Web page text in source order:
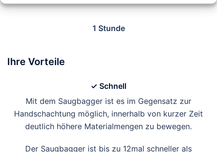
1 Stunde
Ihre Vorteile
✓ Schnell
Mit dem Saugbagger ist es im Gegensatz zur
Handschachtung möglich, innerhalb von kurzer Zeit
deutlich höhere Materialmengen zu bewegen.
Der Saugbagger ist bis zu 12mal schneller als